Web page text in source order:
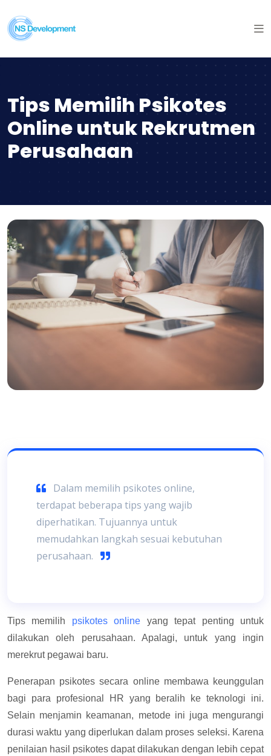
Tips Memilih Psikotes
Online untuk Rekrutmen
Perusahaan
Dalam memilih psikotes online,
terdapat beberapa tips yang wajib
diperhatikan. Tujuannya untuk
memudahkan langkah sesuai kebutuhan
perusahaan.
Tips memilih psikotes online yang tepat penting untuk
dilakukan oleh perusahaan. Apalagi, untuk yang ingin
merekrut pegawai baru.
Penerapan psikotes secara online membawa keunggulan
bagi para profesional HR yang beralih ke teknologi ini.
Selain menjamin keamanan, metode ini juga mengurangi
durasi waktu yang diperlukan dalam proses seleksi. Karena
penilaian hasil psikotes dapat dilakukan dengan lebih cepat